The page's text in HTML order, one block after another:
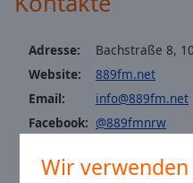
Wir verwenden
Background
Opacity
Adresse:
Bachstraße 8,
Website:
889fm.net
Email:
info@889fm.net
Facebook: @889fmnrw